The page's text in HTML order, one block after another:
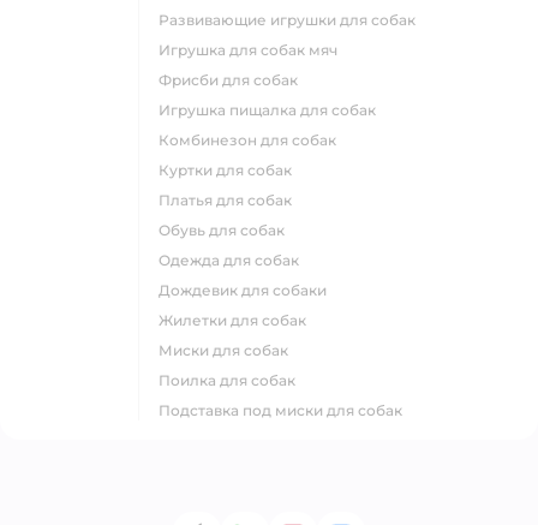
развивающие игрушки для собак
игрушка для собак мяч
фрисби для собак
игрушка пищалка для собак
комбинезон для собак
куртки для собак
платья для собак
обувь для собак
одежда для собак
дождевик для собаки
жилетки для собак
миски для собак
поилка для собак
подставка под миски для собак